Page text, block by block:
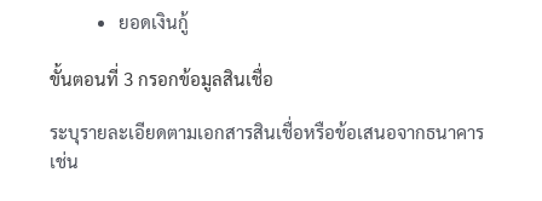
ยอดเงินกู้
ขั้นตอนที่ 3 กรอกข้อมูลสินเชื่อ
ระบุรายละเอียดตามเอกสารสินเชื่อหรือข้อเสนอจากธนาคาร
เช่น